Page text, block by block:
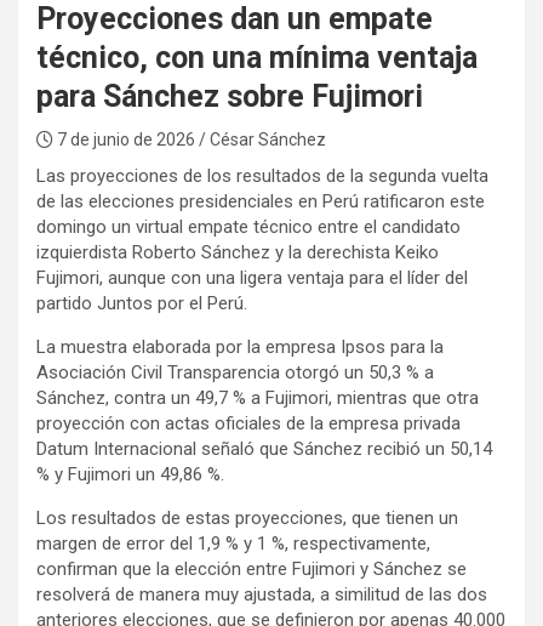
Proyecciones dan un empate
técnico, con una mínima ventaja
para Sánchez sobre Fujimori
7 de junio de 2026 / César Sánchez
Las proyecciones de los resultados de la segunda vuelta
de las elecciones presidenciales en Perú ratificaron este
domingo un virtual empate técnico entre el candidato
izquierdista Roberto Sánchez y la derechista Keiko
Fujimori, aunque con una ligera ventaja para el líder del
partido Juntos por el Perú.
La muestra elaborada por la empresa Ipsos para la
Asociación Civil Transparencia otorgó un 50,3 % a
Sánchez, contra un 49,7 % a Fujimori, mientras que otra
proyección con actas oficiales de la empresa privada
Datum Internacional señaló que Sánchez recibió un 50,14
% y Fujimori un 49,86 %.
Los resultados de estas proyecciones, que tienen un
margen de error del 1,9 % y 1 %, respectivamente,
confirman que la elección entre Fujimori y Sánchez se
resolverá de manera muy ajustada, a similitud de las dos
anteriores elecciones, que se definieron por apenas 40.000